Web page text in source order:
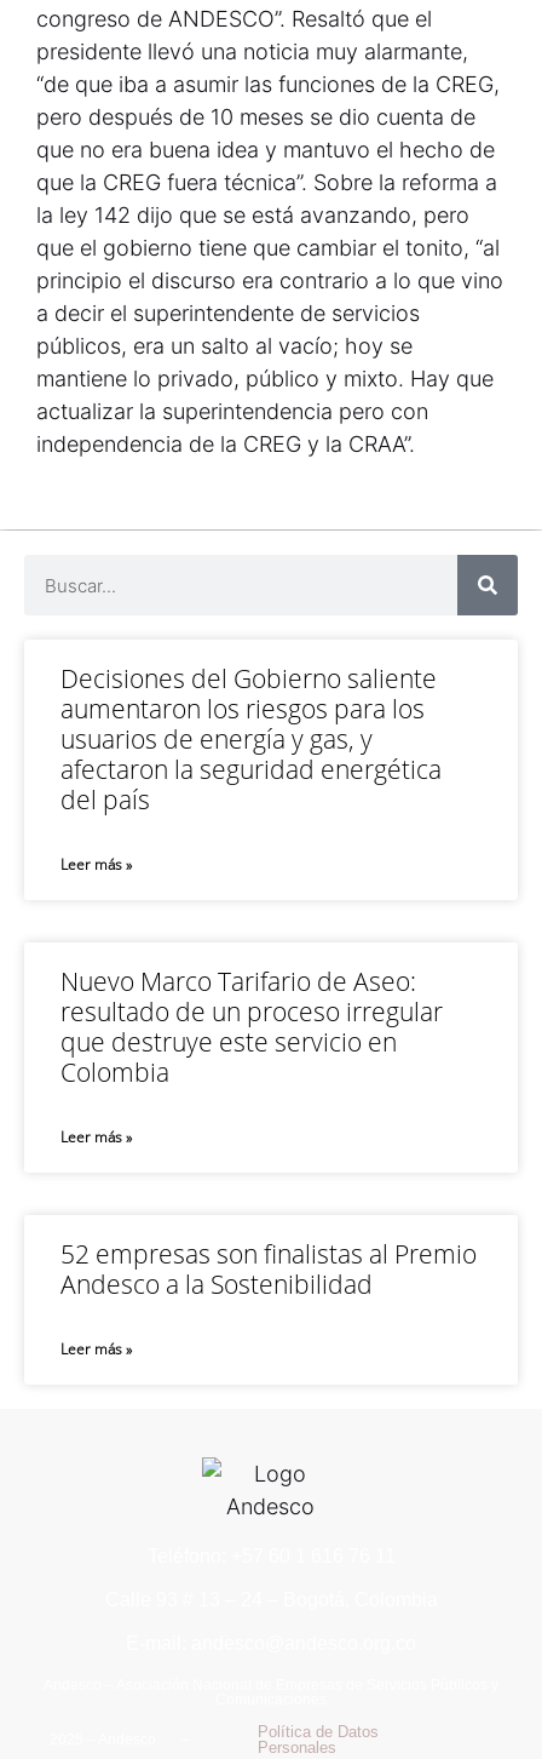
congreso de ANDESCO”. Resaltó que el
presidente llevó una noticia muy alarmante,
“de que iba a asumir las funciones de la CREG,
pero después de 10 meses se dio cuenta de
que no era buena idea y mantuvo el hecho de
que la CREG fuera técnica”. Sobre la reforma a
la ley 142 dijo que se está avanzando, pero
que el gobierno tiene que cambiar el tonito, “al
principio el discurso era contrario a lo que vino
a decir el superintendente de servicios
públicos, era un salto al vacío; hoy se
mantiene lo privado, público y mixto. Hay que
actualizar la superintendencia pero con
independencia de la CREG y la CRAA”.
Decisiones del Gobierno saliente
aumentaron los riesgos para los
usuarios de energía y gas, y
afectaron la seguridad energética
del país
Leer más »
Nuevo Marco Tarifario de Aseo:
resultado de un proceso irregular
que destruye este servicio en
Colombia
Leer más »
52 empresas son finalistas al Premio
Andesco a la Sostenibilidad
Leer más »
Política de Datos
Personales